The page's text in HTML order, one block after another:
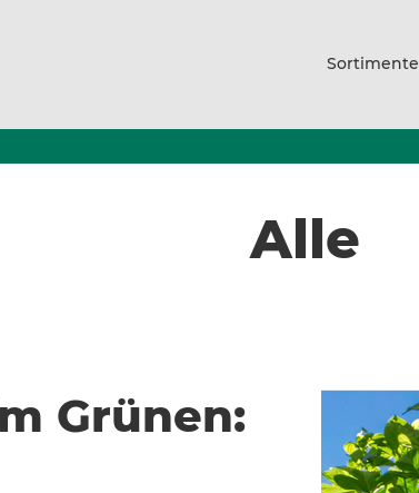
Sortimente
Alle
Grünen: